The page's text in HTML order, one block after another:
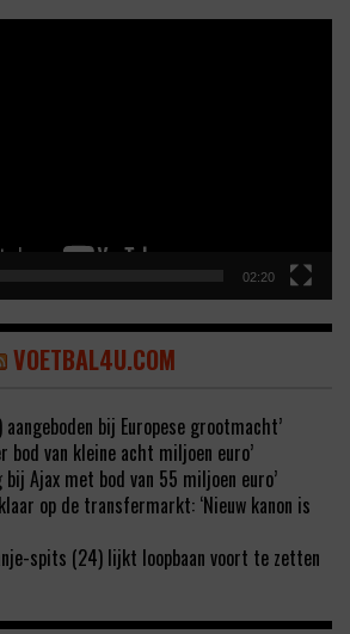
02:20
VOETBAL4U.COM
aangeboden bij Europese grootmacht’
bod van kleine acht miljoen euro’
bij Ajax met bod van 55 miljoen euro’
op de transfermarkt: ‘Nieuw kanon is
spits (24) lijkt loopbaan voort te zetten